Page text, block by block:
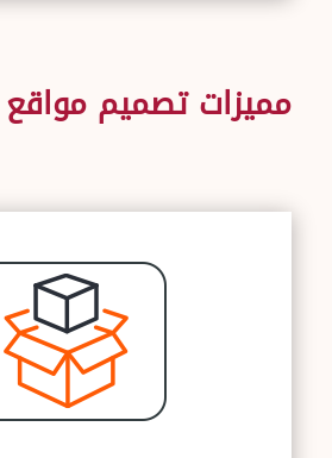
مميزات تصميم